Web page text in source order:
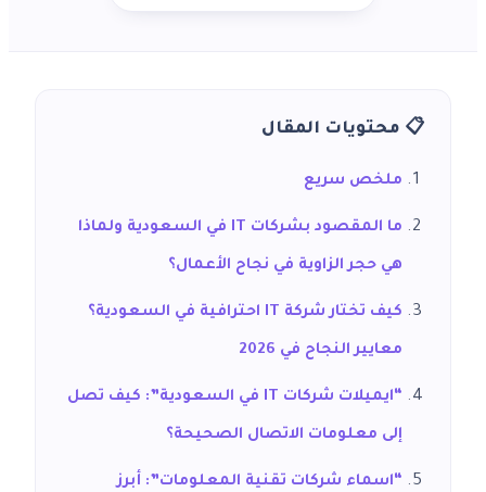
📋 محتويات المقال
ملخص سريع
ما المقصود بشركات IT في السعودية ولماذا
هي حجر الزاوية في نجاح الأعمال؟
كيف تختار شركة IT احترافية في السعودية؟
معايير النجاح في 2026
“ايميلات شركات IT في السعودية”: كيف تصل
إلى معلومات الاتصال الصحيحة؟
“اسماء شركات تقنية المعلومات”: أبرز